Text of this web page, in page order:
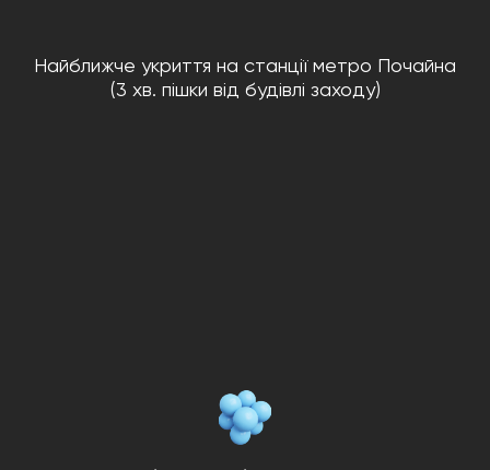
Найближче укриття на станції метро Почайна
(3 хв. пішки від будівлі заходу)